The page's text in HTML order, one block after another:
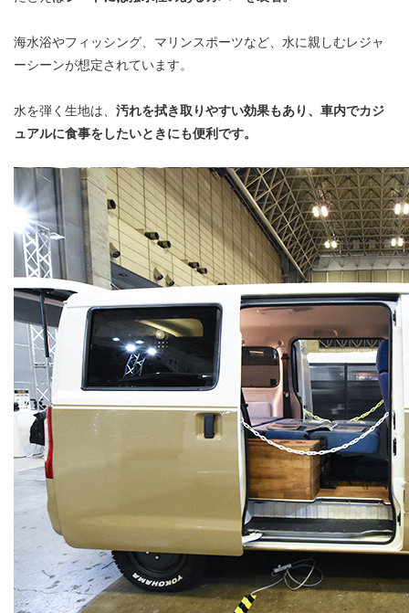
海水浴やフィッシング、マリンスポーツなど、水に親しむレジャ
ーシーンが想定されています。
水を弾く生地は、 汚れを拭き取りやすい効果もあり、車内でカジ
ュアルに食事をしたいときにも便利です。